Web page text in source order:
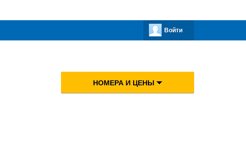
Войти
НОМЕРА И ЦЕНЫ